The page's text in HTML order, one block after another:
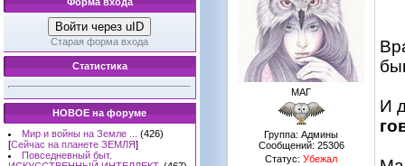
Войти через uID
Старая форма входа
Статистика
НОВОЕ на форуме
Мир и войны на Земле ...
(426)
[Сейчас на планете ЗЕМЛЯ]
Повседневный быт.
МАГ
Группа: Админы
Сообщений: 25306
Статус: Убежал
И